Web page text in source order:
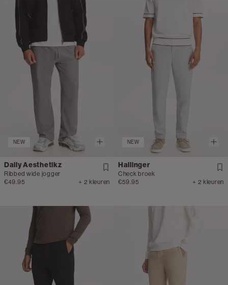
NEW
Daily Aesthetikz
Ribbed wide jogger
€49.95
+ 2 kleuren
NEW
Hallinger
Check broek
€59.95
+ 2 kleuren